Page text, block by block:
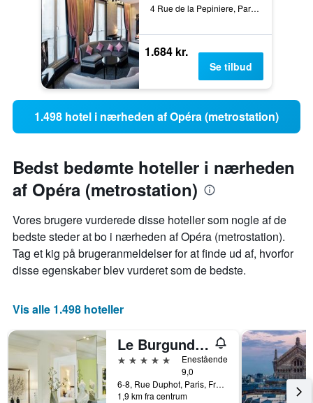
4 Rue de la Pepiniere, Paris, Frankrig
1.684 kr.
Se tilbud
1.498 hotel i nærheden af Opéra (metrostation)
Bedst bedømte hoteller i nærheden
af Opéra (metrostation)
Vores brugere vurderede disse hoteller som nogle af de
bedste steder at bo i nærheden af ​​Opéra (metrostation).
Tag et kig på brugeranmeldelser for at finde ud af, hvorfor
disse egenskaber blev vurderet som de bedste.
Vis alle 1.498 hoteller
Le Burgundy Paris
5 stjerner
Enestående
9,0
6-8, Rue Duphot, Paris, Frankrig
1,9 km fra centrum